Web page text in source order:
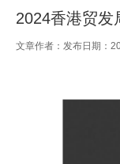
2024香港贸
文章作者： 发布日期：